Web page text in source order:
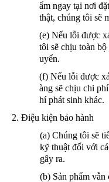
ẩm ngay tại nơi
thật, chúng tôi sẽ
(e) Nếu lỗi được
tôi sẽ chịu toàn
uyển.
(f) Nếu lỗi được
àng sẽ chịu chi
hí phát sinh khác.
2. Điệu kiện bảo hành
(a) Chúng tôi sẽ
kỹ thuật đối với
gây ra.
(b) Sản phẩm vẫn